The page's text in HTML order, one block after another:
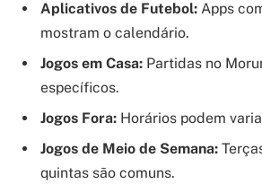
Aplicativos de Futebol: Apps
mostram o calendário.
Jogos em Casa: Partidas no
específicos.
Jogos Fora: Horários podem
Jogos de Meio de Semana:
quintas são comuns.